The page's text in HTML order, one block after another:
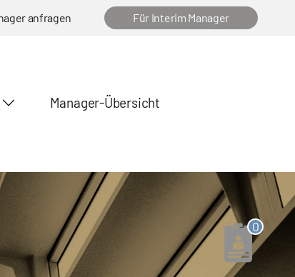
anfragen Für Interim Manager
Manager-Übersicht
0